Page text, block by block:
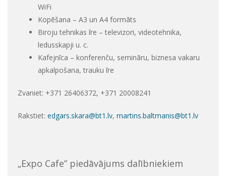
WiFi
Kopēšana – A3 un A4 formāts
Biroju tehnikas īre – televizori, videotehnika,
ledusskapji u. c.
Kafejnīca – konferenču, semināru, biznesa vakaru
apkalpošana, trauku īre
Zvaniet: +371 26406372, +371 20008241
Rakstiet: edgars.skara@bt1.lv, martins.baltmanis@bt1.lv
„Expo Cafe” piedāvājums dalībniekiem